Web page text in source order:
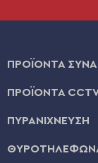
ΠΡΟΪΟΝΤΑ
ΠΡΟΪΟΝΤΑ
ΠΥΡΑΝΙΧΝΕΥΣΗ